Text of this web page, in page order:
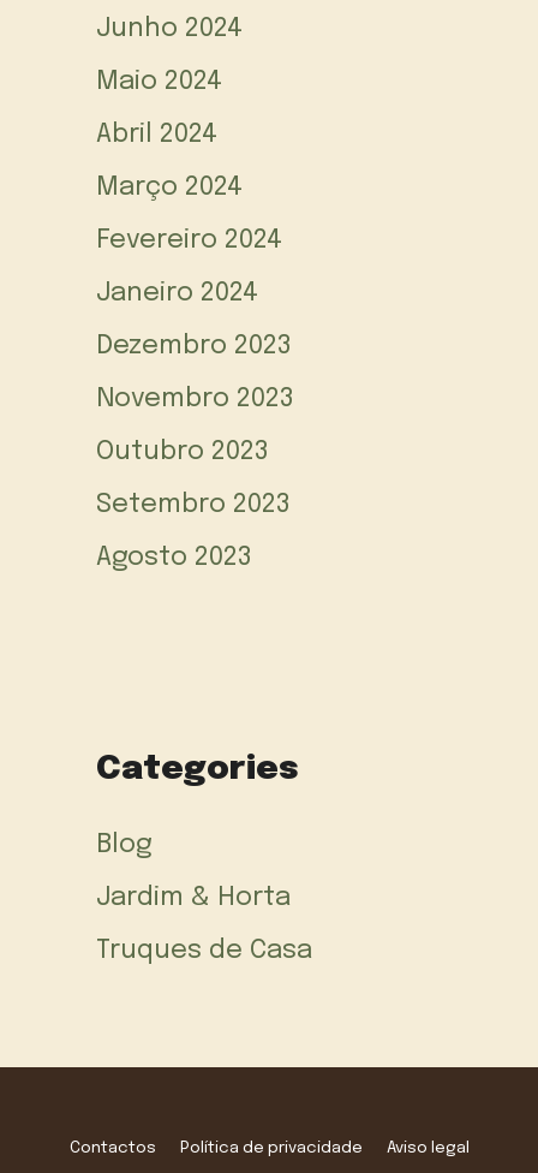
Junho 2024
Maio 2024
Abril 2024
Março 2024
Fevereiro 2024
Janeiro 2024
Dezembro 2023
Novembro 2023
Outubro 2023
Setembro 2023
Agosto 2023
Categories
Blog
Jardim & Horta
Truques de Casa
Contactos Política de privacidade Aviso legal